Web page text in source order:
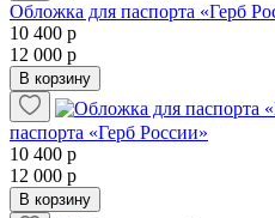
Обложка для паспорта «Герб
10 400 р
12 000 р
В корзину
паспорта «Герб России»
10 400 р
12 000 р
В корзину